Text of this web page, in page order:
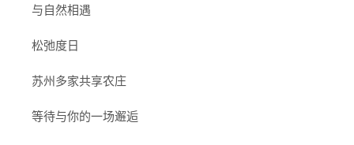
与自然相遇
松弛度日
苏州多家共享农庄
等待与你的一场邂逅